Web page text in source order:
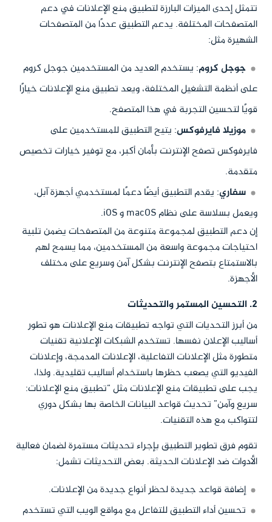
تتمثل إحدى الميزات البارزة لتطبيق منع الإعلانات في دعم
المتصفحات المختلفة. يدعم التطبيق عددًا من المتصفحات
الشهيرة مثل:
جوجل كروم: يستخدم العديد من المستخدمين جوجل كروم
على أنظمة التشغيل المختلفة، ويعد تطبيق منع الإعلانات خيارًا
قويًا لتحسين التجربة في هذا المتصفح.
موزيلا فايرفوكس: يتيح التطبيق للمستخدمين على
فايرفوكس تصفح الإنترنت بأمان أكبر، مع توفير خيارات تخصيص
متقدمة.
سفاري: يقدم التطبيق أيضًا دعمًا لمستخدمي أجهزة آبل،
ويعمل بسلاسة على نظام macOS و iOS.
إن دعم التطبيق لمجموعة متنوعة من المتصفحات يضمن تلبية
احتياجات مجموعة واسعة من المستخدمين، مما يسمح لهم
بالاستمتاع بتصفح الإنترنت بشكل آمن وسريع على مختلف
الأجهزة.
2. التحسين المستمر والتحديثات
من أبرز التحديات التي تواجه تطبيقات منع الإعلانات هو تطور
أساليب الإعلان نفسها. تستخدم الشبكات الإعلانية تقنيات
متطورة مثل الإعلانات التفاعلية، الإعلانات المدمجة، وإعلانات
الفيديو التي يصعب حظرها باستخدام أساليب تقليدية. ولذا،
يجب على تطبيقات منع الإعلانات مثل “تطبيق منع الإعلانات:
سريع وآمن” تحديث قواعد البيانات الخاصة بها بشكل دوري
لتتواكب مع هذه التقنيات.
تقوم فرق تطوير التطبيق بإجراء تحديثات مستمرة لضمان فعالية
الأدوات ضد الإعلانات الحديثة. بعض التحديثات تشمل:
إضافة قواعد جديدة لحظر أنواع جديدة من الإعلانات.
تحسين أداء التطبيق للتفاعل مع مواقع الويب التي تستخدم